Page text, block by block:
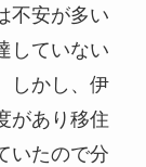
不安が多い
していない
しかし、 伊
があり移住
いたので分